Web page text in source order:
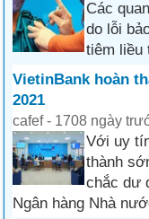
Các
do lỗi
tiêm liều
VietinBank hoàn
2021
cafef - 1708 ngày
Với uy
thành
chắc dư
Ngân hàng Nhà